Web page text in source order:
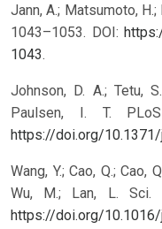
Jann, A.; Matsumoto,
1043–1053. DOI:
1043.
Johnson, D. A.; Tetu,
Paulsen, I. T.
https://doi.org/10.1371/
Wang, Y.; Cao, Q.; Cao,
Wu, M.; Lan, L. Sci.
https://doi.org/10.1016/